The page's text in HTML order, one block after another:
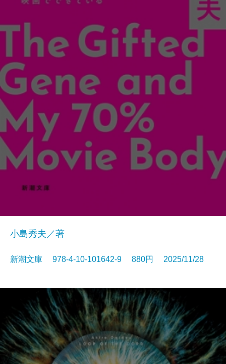
小島秀夫／著
新潮文庫 978-4-10-101642-9 880円 2025/11/28